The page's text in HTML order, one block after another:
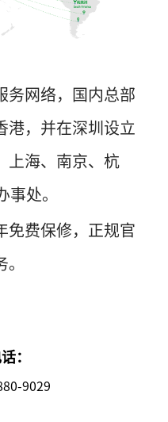
务网络，国内总部
港，并在深圳设立
上海、南京、杭
事处。
免费保修，正规官
：
9029